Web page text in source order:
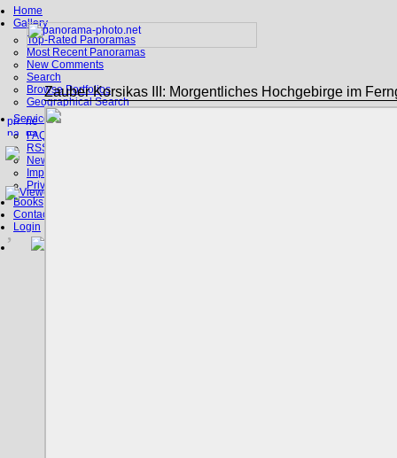
Home
Gallery
Top-Rated Panoramas
Most Recent Panoramas
New Comments
Search
Browse Portfolios
Geographical Search
Service
FAQ
RSS, Google Earth
News
Imprint
Privacy Policy
Books
Contact
Login
Zauber Korsikas III: Morgentliches Hochgebirge im